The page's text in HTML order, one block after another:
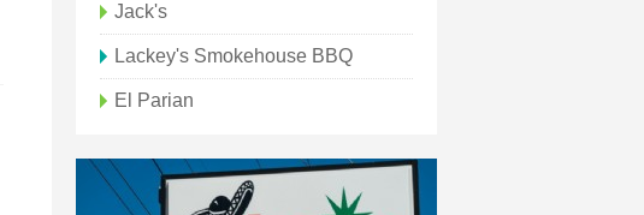
Jack's
Lackey's Smokehouse BBQ
El Parian